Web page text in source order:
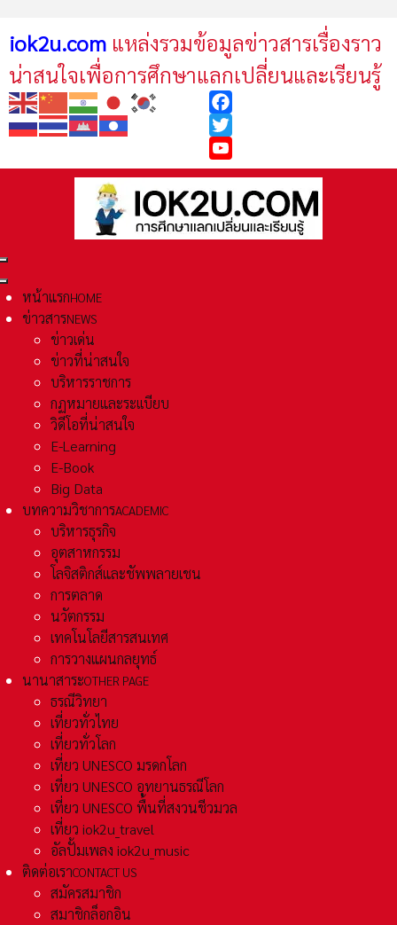
iok2u.com แหล่งรวมข้อมูลข่าวสารเรื่องราว
น่าสนใจเพื่อการศึกษาแลกเปลี่ยนและเรียนรู้
Facebook
Twitter
YouTube
หน้าแรกHOME
ข่าวสารNEWS
ข่าวเด่น
ข่าวที่น่าสนใจ
บริหารราชการ
กฏหมายและระเเบียบ
วิดีโอที่น่าสนใจ
E-Learning
E-Book
Big Data
บทความวิชาการACADEMIC
บริหารธุรกิจ
อุตสาหกรรม
โลจิสติกส์และชัพพลายเชน
การตลาด
นวัตกรรม
เทคโนโลยีสารสนเทศ
การวางแผนกลยุทธ์
นานาสาระOTHER PAGE
ธรณีวิทยา
เที่ยวทั่วไทย
เที่ยวทั่วโลก
เที่ยว UNESCO มรดกโลก
เที่ยว UNESCO อุทยานธรณีโลก
เที่ยว UNESCO พื้นที่สงวนชีวมวล
เที่ยว iok2u_travel
อัลปั้มเพลง iok2u_music
ติดต่อเราCONTACT US
สมัครสมาชิก
สมาชิกล็อกอิน